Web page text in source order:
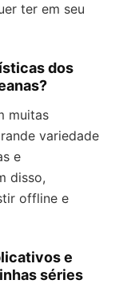
ter em seu
dos
muitas
variedade
e
disso,
offline e
e
séries